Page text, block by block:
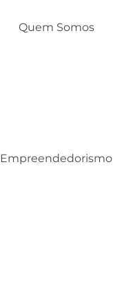
Quem Somos
Empreendedorismo